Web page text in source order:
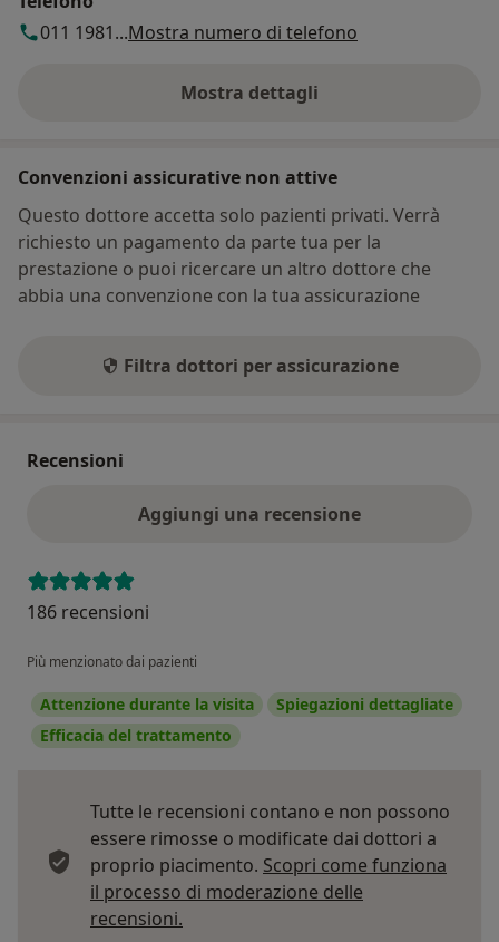
011 1981...Mostra numero di telefono
Mostra dettagli
sull'indirizzo
Convenzioni assicurative non attive
Questo dottore accetta solo pazienti privati. Verrà
richiesto un pagamento da parte tua per la
prestazione o puoi ricercare un altro dottore che
abbia una convenzione con la tua assicurazione
Filtra dottori per assicurazione
Recensioni
Aggiungi una recensione
186 recensioni
Più menzionato dai pazienti
Attenzione durante la visita
Spiegazioni dettagliate
Efficacia del trattamento
Tutte le recensioni contano e non possono
essere rimosse o modificate dai dottori a
proprio piacimento. Scopri come funziona
il processo di moderazione delle
recensioni.